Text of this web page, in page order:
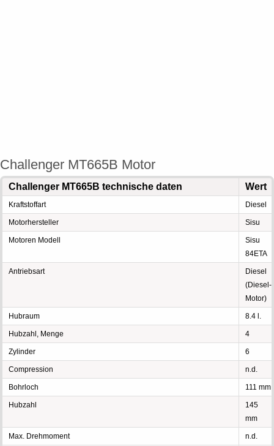
Challenger MT665B Motor
Challenger MT665B technische daten Wert
Kraftstoffart Diesel
Motorhersteller Sisu
Motoren Modell
Sisu
84ETA
Antriebsart
Diesel
(Diesel-
Motor)
Hubraum 8.4 l.
Hubzahl, Menge 4
Zylinder 6
Compression n.d.
Bohrloch 111 mm
Hubzahl
145
mm
Max. Drehmoment n.d.